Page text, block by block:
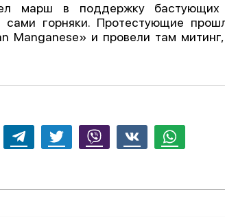
марш в поддержку
сами горняки. Протестующие
Manganese» и провели там
Telegram Twitter Viber Whatsapp